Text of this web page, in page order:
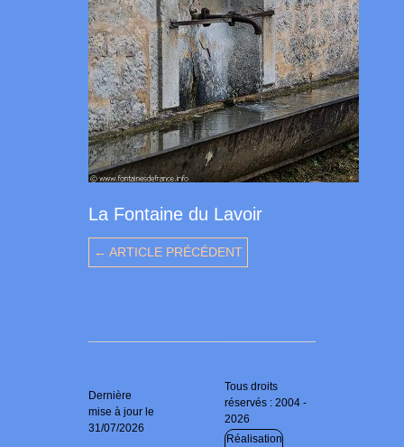
La Fontaine du Lavoir
← ARTICLE PRÉCÉDENT
Dernière
mise à jour le
31/07/2026
Tous droits
réservés : 2004 -
2026
Réalisation